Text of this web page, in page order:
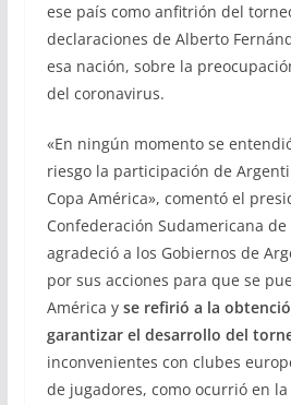
ese país como anfitrión del
declaraciones de Alberto
esa nación, sobre la
del coronavirus.
«En ningún momento se
riesgo la participación de
Copa América», comentó el
Confederación Sudamericana
agradeció a los Gobiernos de
por sus acciones para que se
América y se refirió a la
garantizar el desarrollo del
inconvenientes con clubes
de jugadores, como ocurrió en la